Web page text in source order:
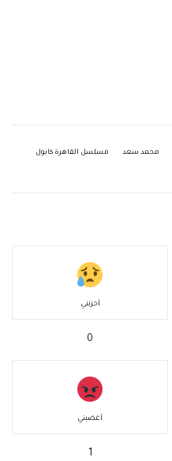
محمد سعد
مسلسل القاهرة كابول
أحزنني
0
أغضبني
1